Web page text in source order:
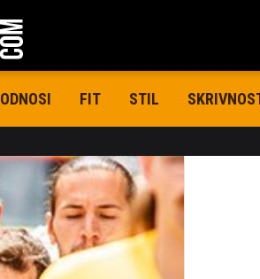
ODNOSI FIT STIL